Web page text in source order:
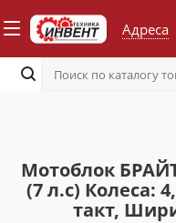
Адреса
Мотоблок
(7 л.с) Колеса:
такт,